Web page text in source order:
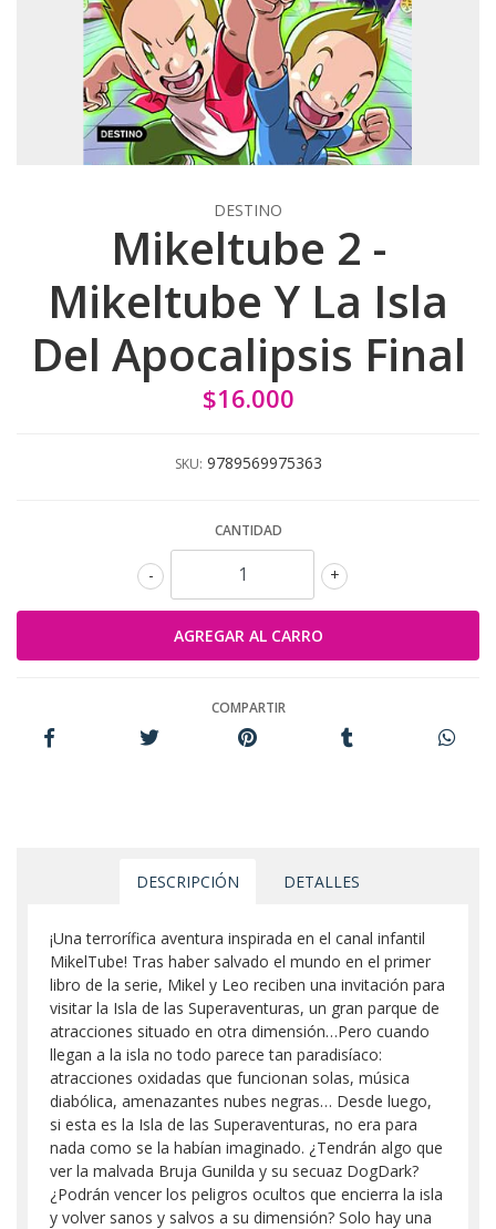
DESTINO
Mikeltube 2 -
Mikeltube Y La Isla
Del Apocalipsis Final
$16.000
SKU: 9789569975363
CANTIDAD
+
-
COMPARTIR
DESCRIPCIÓN DETALLES
¡Una terrorífica aventura inspirada en el canal infantil
MikelTube! Tras haber salvado el mundo en el primer
libro de la serie, Mikel y Leo reciben una invitación para
visitar la Isla de las Superaventuras, un gran parque de
atracciones situado en otra dimensión…Pero cuando
llegan a la isla no todo parece tan paradisíaco:
atracciones oxidadas que funcionan solas, música
diabólica, amenazantes nubes negras… Desde luego,
si esta es la Isla de las Superaventuras, no era para
nada como se la habían imaginado. ¿Tendrán algo que
ver la malvada Bruja Gunilda y su secuaz DogDark?
¿Podrán vencer los peligros ocultos que encierra la isla
y volver sanos y salvos a su dimensión? Solo hay una